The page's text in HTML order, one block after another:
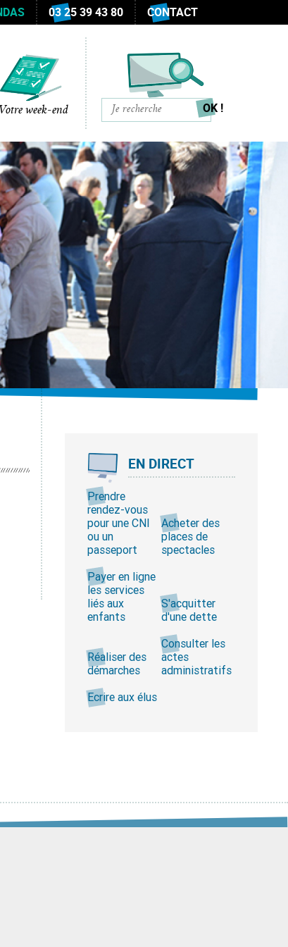
03 25 39 43 80 CONTACT
Votre week-end
EN DIRECT
Prendre
rendez-vous
pour une CNI
ou un
passeport
Acheter des
places de
spectacles
Payer en ligne
les services
liés aux
enfants
S'acquitter
d'une dette
Réaliser des
démarches
Consulter les
actes
administratifs
Ecrire aux élus